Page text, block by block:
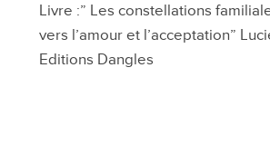
Livre :” Les constellations
vers l’amour et l’acceptation”
Editions Dangles